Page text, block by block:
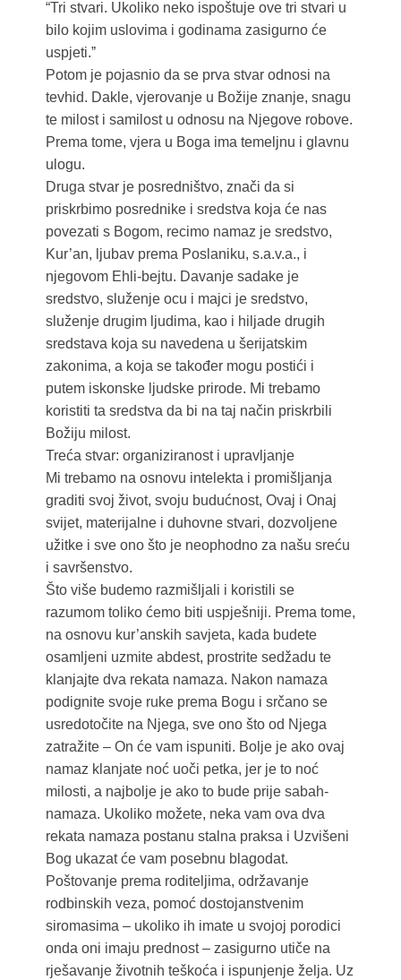
“Tri stvari. Ukoliko neko ispoštuje ove tri stvari u
bilo kojim uslovima i godinama zasigurno će
uspjeti.ˮ
Potom je pojasnio da se prva stvar odnosi na
tevhid. Dakle, vjerovanje u Božije znanje, snagu
te milost i samilost u odnosu na Njegove robove.
Prema tome, vjera u Boga ima temeljnu i glavnu
ulogu.
Druga stvar je posredništvo, znači da si
priskrbimo posrednike i sredstva koja će nas
povezati s Bogom, recimo namaz je sredstvo,
Kur’an, ljubav prema Poslaniku, s.a.v.a., i
njegovom Ehli-bejtu. Davanje sadake je
sredstvo, služenje ocu i majci je sredstvo,
služenje drugim ljudima, kao i hiljade drugih
sredstava koja su navedena u šerijatskim
zakonima, a koja se također mogu postići i
putem iskonske ljudske prirode. Mi trebamo
koristiti ta sredstva da bi na taj način priskrbili
Božiju milost.
Treća stvar: organiziranost i upravljanje
Mi trebamo na osnovu intelekta i promišljanja
graditi svoj život, svoju budućnost, Ovaj i Onaj
svijet, materijalne i duhovne stvari, dozvoljene
užitke i sve ono što je neophodno za našu sreću
i savršenstvo.
Što više budemo razmišljali i koristili se
razumom toliko ćemo biti uspješniji. Prema tome,
na osnovu kur’anskih savjeta, kada budete
osamljeni uzmite abdest, prostrite sedžadu te
klanjajte dva rekata namaza. Nakon namaza
podignite svoje ruke prema Bogu i srčano se
usredotočite na Njega, sve ono što od Njega
zatražite – On će vam ispuniti. Bolje je ako ovaj
namaz klanjate noć uoči petka, jer je to noć
milosti, a najbolje je ako to bude prije sabah-
namaza. Ukoliko možete, neka vam ova dva
rekata namaza postanu stalna praksa i Uzvišeni
Bog ukazat će vam posebnu blagodat.
Poštovanje prema roditeljima, održavanje
rodbinskih veza, pomoć dostojanstvenim
siromasima – ukoliko ih imate u svojoj porodici
onda oni imaju prednost – zasigurno utiče na
rješavanje životnih teškoća i ispunjenje želja. Uz